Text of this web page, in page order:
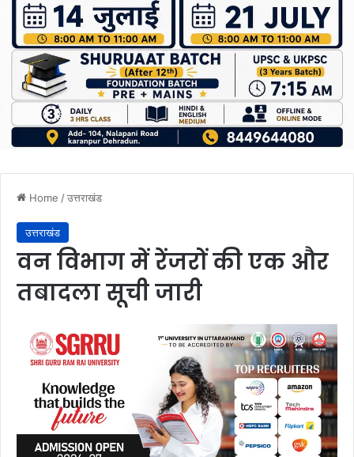
Home /उत्तराखंड
उत्तराखंड
वन विभाग में रेंजरों की एक और
तबादला सूची जारी